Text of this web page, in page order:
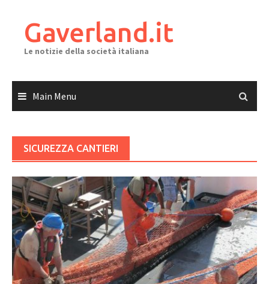
contentGaverland.it
Le notizie della società italiana
Main Menu
SICUREZZA CANTIERI